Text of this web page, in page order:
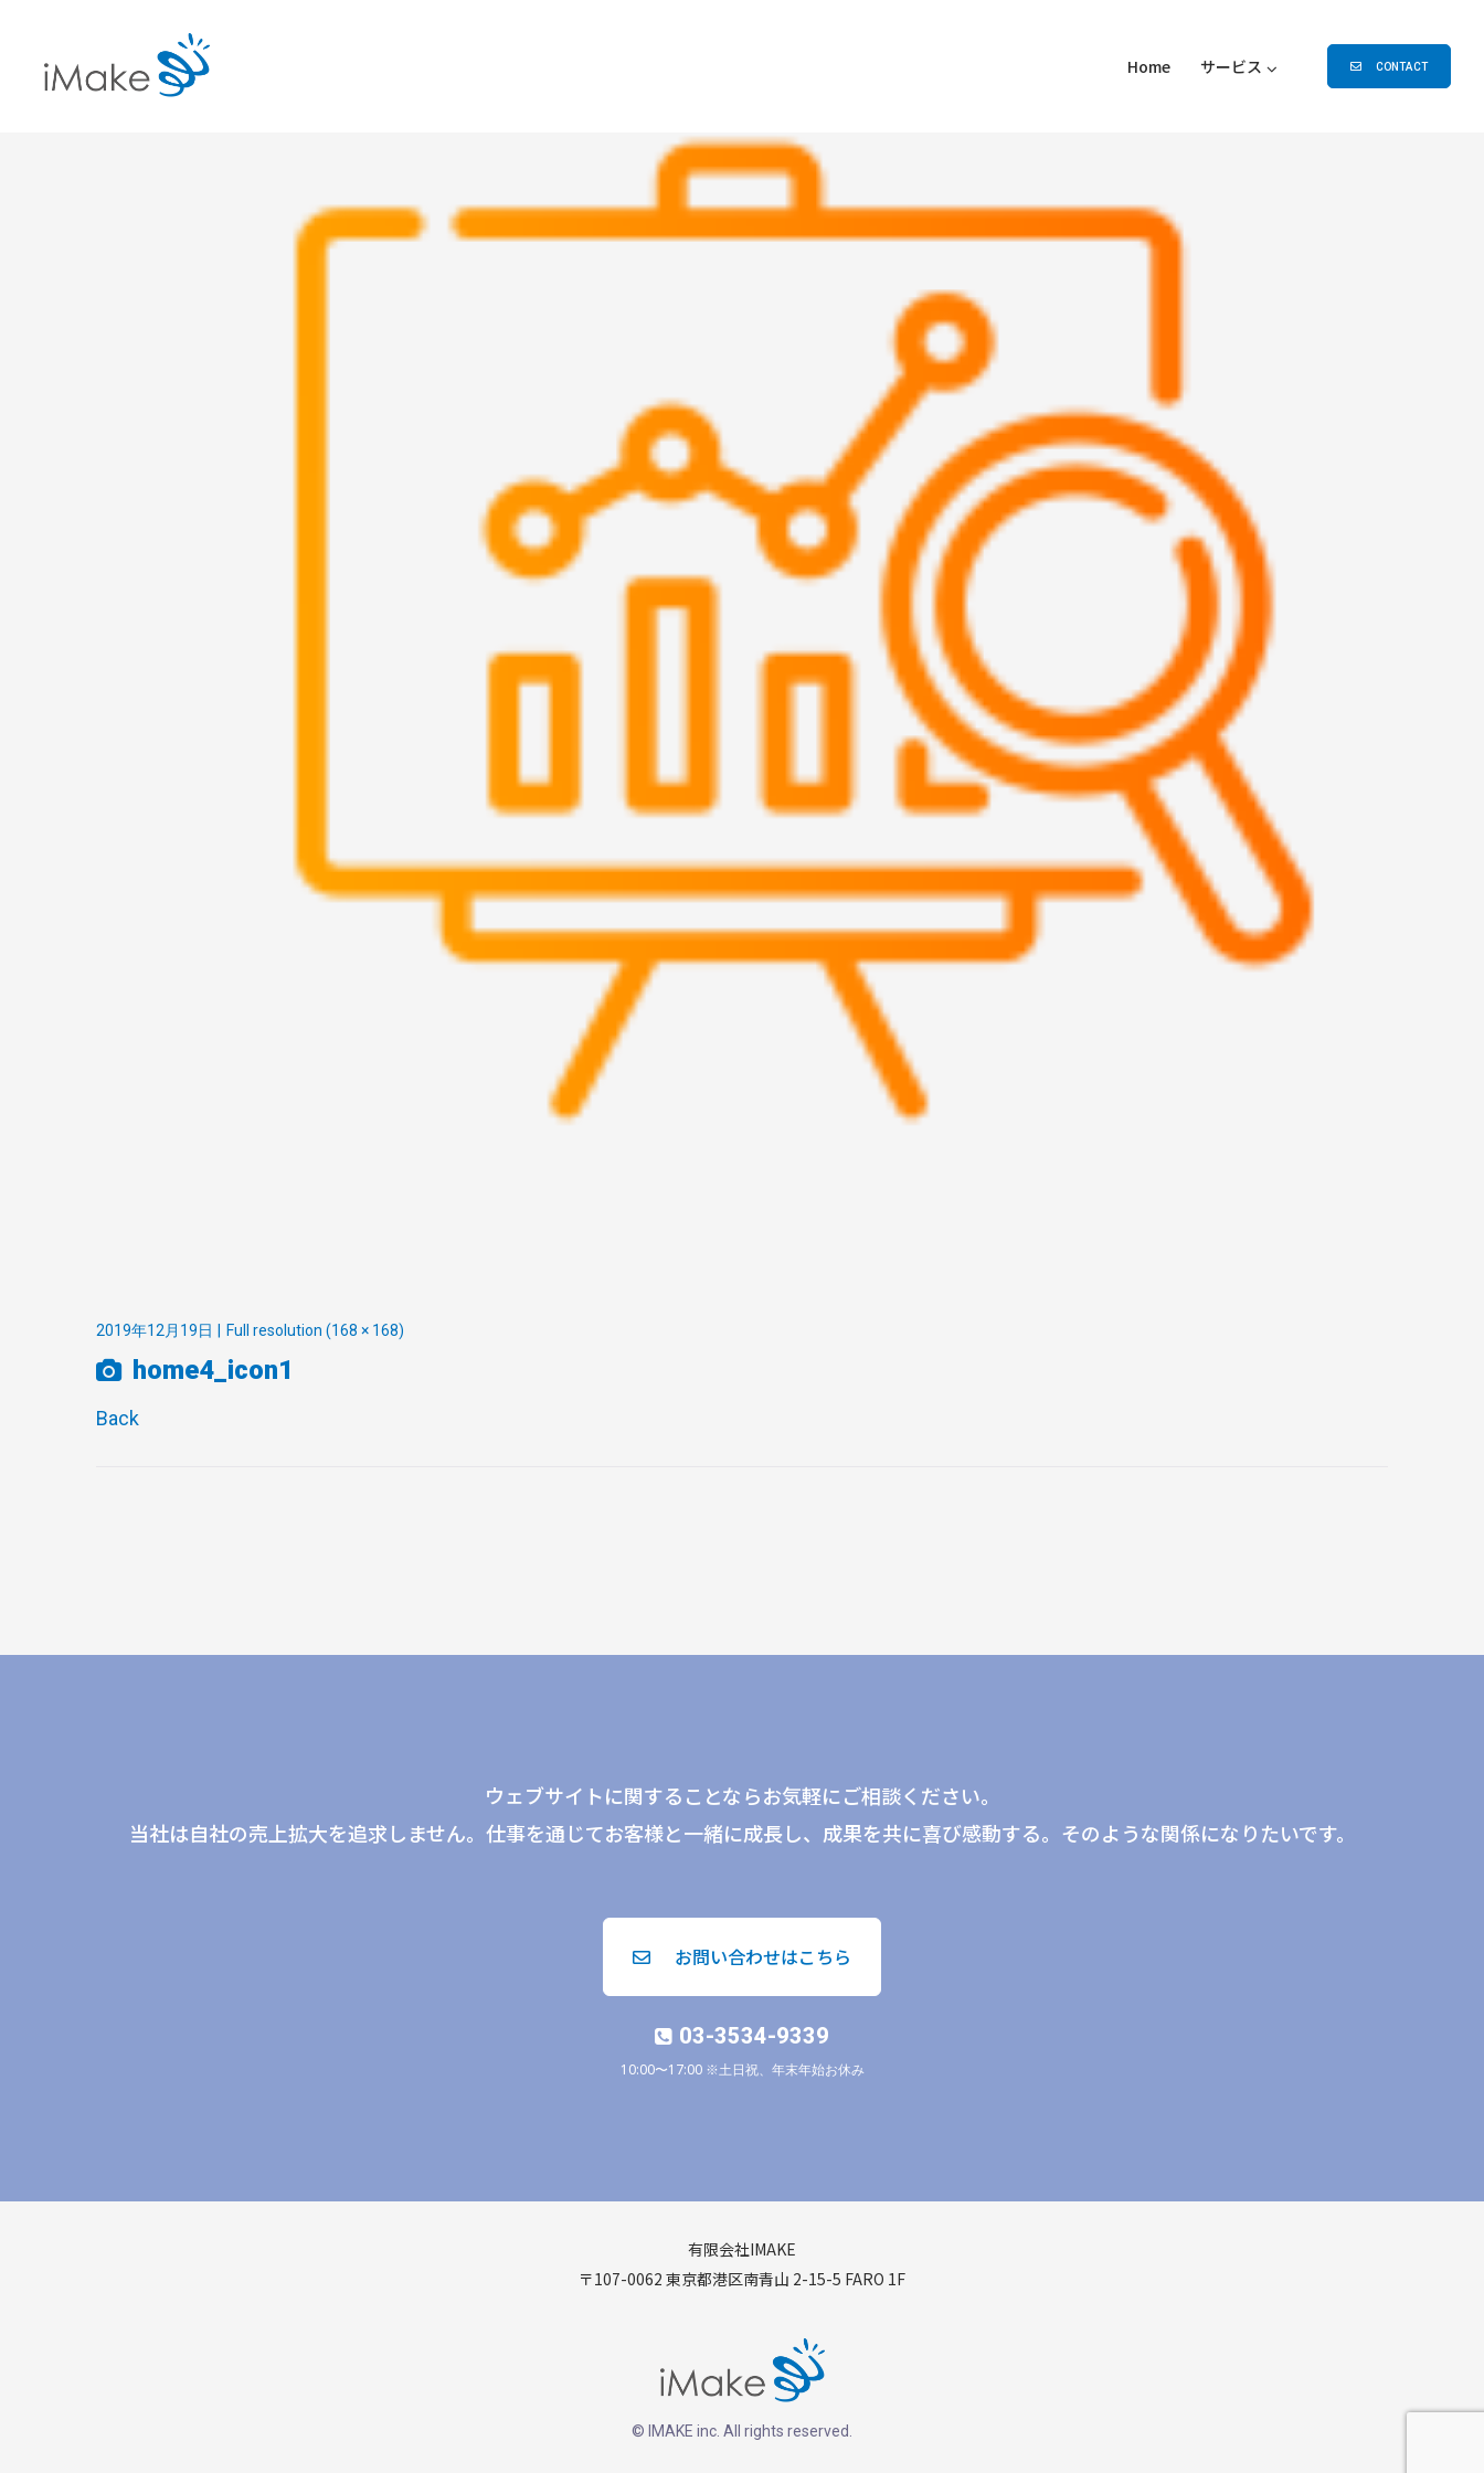
Home サービス CONTACT
2019年12月19日 Full resolution (168 × 168)
home4_icon1
Back
ウェブサイトに関することならお気軽にご相談ください。
当社は自社の売上拡大を追求しません。仕事を通じてお客様と一緒に成長し、成果を共に喜び感動する。そのような関係になりたいです。
お問い合わせはこちら
03-3534-9339
10:00〜17:00 ※土日祝、年末年始お休み
有限会社IMAKE
〒107-0062 東京都港区南青山 2-15-5 FARO 1F
© IMAKE inc. All rights reserved.